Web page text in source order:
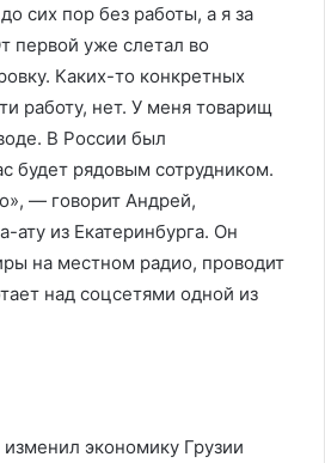
сих пор без работы, а я за
первой уже слетал во
Каких-то конкретных
работу, нет. У меня товарищ
В России был
будет рядовым сотрудником.
— говорит Андрей,
ату из Екатеринбурга. Он
на местном радио, проводит
над соцсетями одной из
экономику Грузии